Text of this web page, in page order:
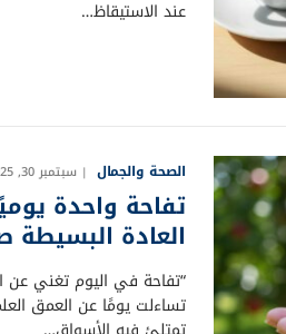
عند الاستيقاظ…
الصحة والجمال سبتمبر 30, 2025
تفاحة واحدة
العادة البسيطة
“تفاحة في اليوم تغني عن
تساءلت يومًا عن العمق